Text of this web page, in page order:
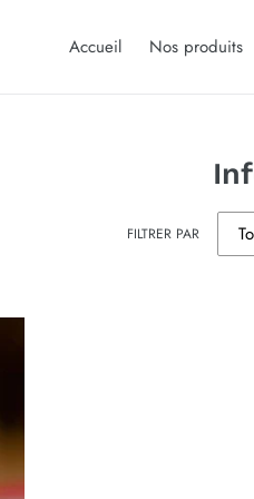
Accueil Nos produits
FILTRER PAR